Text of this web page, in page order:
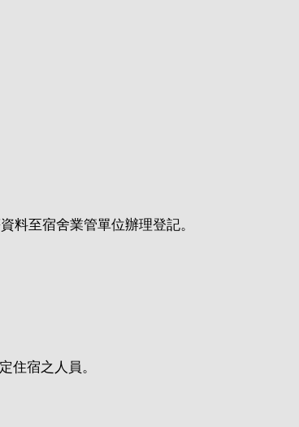
料至宿舍業管單位辦理登記。
宿之人員。